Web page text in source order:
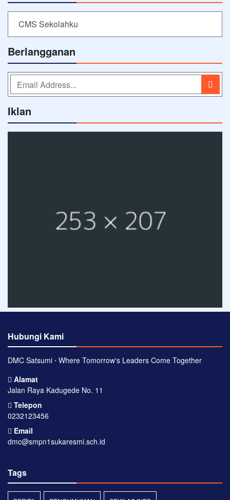
CMS Sekolahku
Berlangganan
Iklan
Hubungi Kami
DMC Satsumi ⋅ Where Tomorrow's Leaders Come Together
Alamat
Jalan Raya Kadugede No. 11
Telepon
0232123456
Email
dmc@smpn1sukaresmi.sch.id
Tags